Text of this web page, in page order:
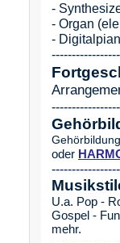
-
- Organ
-
oder
U.a. Pop -
Gospel -
mehr.